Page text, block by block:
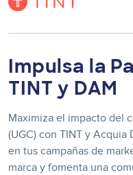
Impulsa la
TINT y DAM
Maximiza el impacto del
(UGC) con TINT y Acquia
en tus campañas de
marca y fomenta una